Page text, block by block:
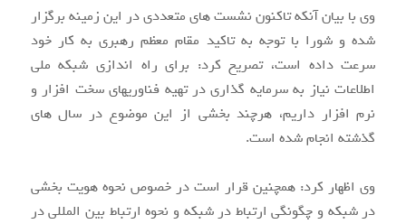
وی با بیان آنکه تاکنون نشست های متعددی در این زمینه برگزار
شده و شورا با توجه به تاکید مقام معظم رهبری به کار خود
سرعت داده است، تصریح کرد: برای راه اندازی شبکه ملی
اطلاعات نیاز به سرمایه گذاری در تهیه فناوریهای سخت افزار و
نرم افزار داریم، هرچند بخشی از این موضوع در سال های
گذشته انجام شده است.
وی اظهار کرد: همچنین قرار است در خصوص نحوه هویت بخشی
در شبکه و چگونگی ارتباط در شبکه و نحوه ارتباط بین المللی در